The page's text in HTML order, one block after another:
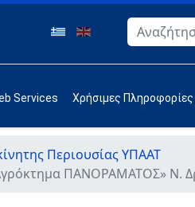
Αναζήτηση
Services Χρήσιμες Πληροφορίες
Περιουσίας ΥΠΑΑΤ
ΠΑΝΟΡΑΜΑΤΟΣ» Ν.